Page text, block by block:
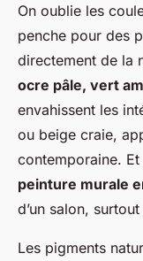
On oublie les
penche pour des
directement de la
ocre pâle, vert
envahissent les
ou beige craie,
contemporaine.
peinture murale
d’un salon,
Les pigments